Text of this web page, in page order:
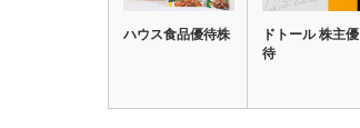
ハウス食品優待株
ドトール 株主優
待